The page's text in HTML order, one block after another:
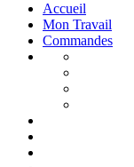
Accueil
Mon Travail
Commandes